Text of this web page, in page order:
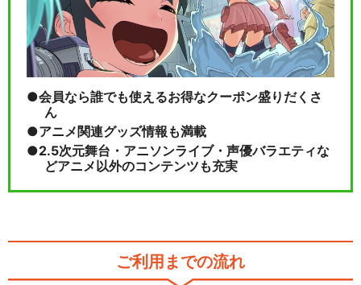
会員なら誰でも使えるお得なクーポン盛りだくさ
ん
アニメ関連グッズ情報も満載
2.5次元舞台・アニソンライブ・声優バラエティな
どアニメ以外のコンテンツも充実
ご利用までの流れ